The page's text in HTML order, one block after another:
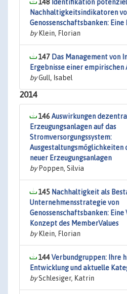
148 Identifikation
Nachhaltigkeitsindikatoren
Genossenschaftsbanken:
byKlein, Florian
147 Das Management von
Ergebnisse einer empirischen
byGull, Isabel
2014
146Auswirkungen
Erzeugungsanlagen auf das
Stromversorgungssystem:
Ausgestaltungsmöglichkeiten
neuer Erzeugungsanlagen
byPoppen, Silvia
145 Nachhaltigkeit als
Unternehmensstrategie von
Genossenschaftsbanken:
Konzept des MemberValues
byKlein, Florian
144Verbundgruppen: Ihre
Entwicklung und aktuelle
bySchlesiger, Katrin